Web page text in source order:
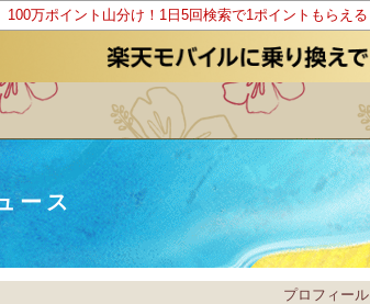
100万ポイント山分け！1日5回検索で1ポイントもらえる
ース
プロフィール